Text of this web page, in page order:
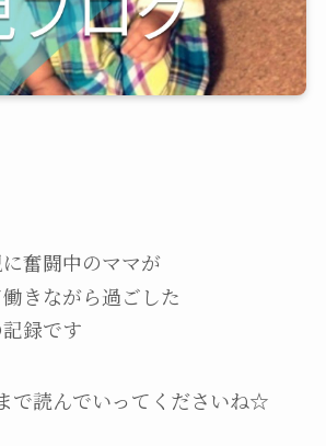
奮闘中のママが
きながら過ごした
録です
で読んでいってくださいね☆